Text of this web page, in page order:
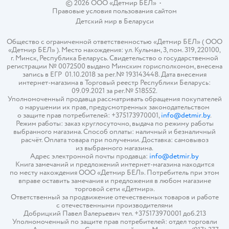
© 2026 ООО «Детмир БЕЛ»•
Правовые условия пользования сайтом
Детский мир в Беларуси
Общество с ограниченной ответственностью «Детмир БЕЛ» ( ООО
«Детмир БЕЛ» ). Место нахождения: ул. Кульман, 3, пом. 319, 220100,
г. Минск, Республика Беларусь. Свидетельство о государственной
регистрации № 0072500 выдано Минским горисполкомом, внесена
запись в ЕГР 01.10.2018 за рег.№ 193143448. Дата внесения
интернет-магазина в Торговый реестр Республики Беларусь:
09.09.2021 за рег.№ 518552.
Уполномоченный продавца рассматривать обращения покупателей
о нарушении их прав, предусмотренных законодательством
о защите прав потребителей: +375173970001,info@detmir.by.
Режим работы: заказ круглосуточно, выдача по режиму работы
выбранного магазина. Способ оплаты: наличный и безналичный
расчёт. Оплата товара при получении. Доставка: самовывоз
из выбранного магазина.
Адрес электронной почты продавца: info@detmir.by
Книга замечаний и предложений интернет-магазина находится
по месту нахождения ООО «Детмир БЕЛ». Потребитель при этом
вправе оставить замечания и предложения в любом магазине
торговой сети «Детмир».
Ответственный за продвижение отечественных товаров и работе
с отечественными производителями
Добрицкий Павел Валерьевич тел. +375173970001 доб.213
Уполномоченный по защите прав потребителей: отдел торговли